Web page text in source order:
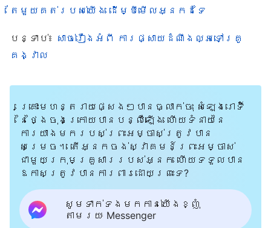
ព្រះជាម្ចាស់ដ៏ពិតដែលកំពុងគង់នៅចំពោះមុខ
ខ្លាចចំពោះព្រះជាម្ចាស់សូម្បីតែបន្តិចឡើយ។
ព្រះជាម្ចាស់ដោយចេញពីចិត្ត គ្មាន
សមត្ថភាពនិយាយការពិតសោះឡើយ។ ពួកគេ
និយាយដូចជាពស់លូន មានដានបត់បែន និងមិន
ត្រង់។ លក្ខណៈ និងទិសដៅនៃពាក្យសម្ដី
របស់ពួកគេគឺដូចជាដើមត្រសក់ស្រូវតោង
ឡើងលើបង្គោលទ្រើងអ៊ីចឹង។ ឧទាហរណ៍ នៅពេល
អ្នកនិយាយថា បុគ្គលម្នាក់មានគុណ
សម្បត្តិល្អ និងអាចដំឡើងឋានៈបាន ពួកគេក៏
តែមួយគត់របស់យើង ដើម្បីមើលអ្នកដទៃ
បន្ទាប់៖ សាច់រឿងអំពី ការផ្សាយដំណឹងល្អទៅគ្រូ
គង្វាល
គ្រោះមហន្តរាយផ្សេងៗបានធ្លាក់ចុះ សំឡេងរោទិ៍
នៃថ្ងៃចុងក្រោយបានបន្លឺឡើង ហើយទំនាយនៃ
ការយាងមករបស់ព្រះអម្ចាស់ត្រូវបាន
សម្រេច។ តើអ្នកចង់ស្វាគមន៍ព្រះអម្ចាស់
ជាមួយក្រុមគ្រួសាររបស់អ្នក ហើយទទួលបាន
ឱកាសត្រូវបានការពារដោយព្រះទេ?
សូមទាក់ទងមកកាន់យើងខ្ញុំ
តាមរយៈ Messenger